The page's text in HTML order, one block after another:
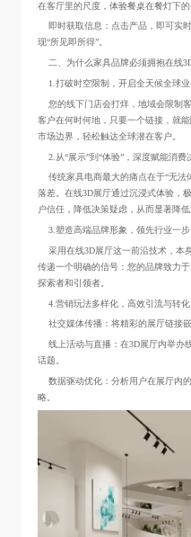
在客厅里的尺度，体验餐桌在餐灯下的
即时获取信息：点击产品，即可实
现“所见即所得”。
二、为什么家具品牌必须拥抱在线
1.打破时空限制，开启全天候全球业
您的线下门店会打烊，地域会限制
客户在何时何地，只要一个链接，就
市场边界，轻松触达全球潜在客户。
2.从“展示”到“体验”，深度赋能消费
传统家具电商最大的痛点在于“无法
落差。在线3D展厅通过沉浸式体验，
户信任，降低决策疑虑，从而显著降低
3.塑造高端品牌形象，领先行业一步
采用在线3D展厅这一前沿技术，本
传递一个明确的信号：您的品牌致力
探索者和引领者。
4.营销玩法多样化，高效引流与转化
社交媒体传播：将精彩的展厅链接嵌
线上活动与直播：在3D展厅内举办
话题。
数据驱动优化：分析用户在展厅内
略。